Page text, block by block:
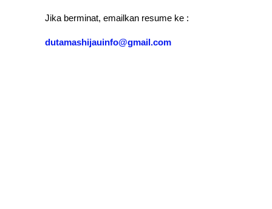
Jika berminat, emailkan resume ke :
dutamashijauinfo@gmail.com